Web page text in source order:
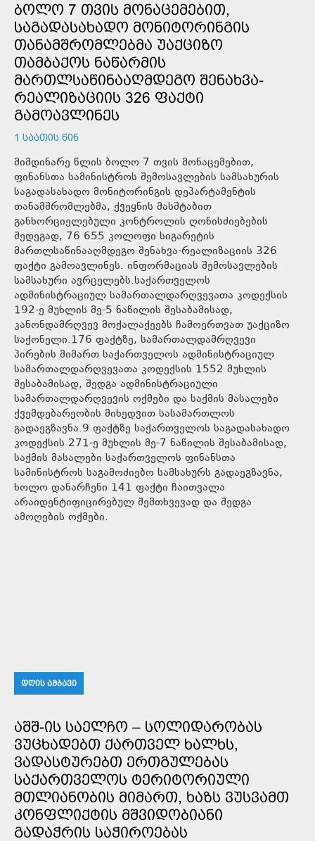
ᲑᲝᲚᲝ 7 ᲗᲕᲘᲡ ᲛᲝᲜᲐᲪᲔᲛᲔᲑᲘᲗ,
ᲡᲐᲒᲐᲓᲐᲡᲐᲮᲐᲓᲝ ᲛᲝᲜᲘᲢᲝᲠᲘᲜᲒᲘᲡ
ᲗᲐᲜᲐᲛᲨᲠᲝᲛᲚᲔᲑᲛᲐ ᲣᲐᲥᲪᲘᲖᲝ
ᲗᲐᲛᲑᲐᲥᲝᲡ ᲜᲐᲬᲐᲠᲛᲘᲡ
ᲛᲐᲠᲗᲚᲡᲐᲬᲘᲜᲐᲐᲦᲛᲓᲔᲒᲝ ᲨᲔᲜᲐᲮᲕᲐ-
ᲠᲔᲐᲚᲘᲖᲐᲪᲘᲘᲡ 326 ᲤᲐᲥᲢᲘ
ᲒᲐᲛᲝᲐᲕᲚᲘᲜᲔᲡ
1 ᲡᲐᲐᲗᲘᲡ ᲬᲘᲜ
მიმდინარე წლის ბოლო 7 თვის მონაცემებით,
ფინანსთა სამინისტროს შემოსავლების სამსახურის
საგადასახადო მონიტორინგის დეპარტამენტის
თანამშრომლებმა, ქვეყნის მასშტაბით
განხორციელებული კონტროლის ღონისძიებების
შედეგად, 76 655 კოლოფი სიგარეტის
მართლსაწინააღმდეგო შენახვა-რეალიზაციის 326
ფაქტი გამოავლინეს. ინფორმაციას შემოსავლების
სამსახური ავრცელებს.საქართველოს
ადმინისტრაციულ სამართალდარღვევათა კოდექსის
192-ე მუხლის მე-5 ნაწილის შესაბამისად,
კანონდამრღვევ მოქალაქეებს ჩამოერთვათ უაქციზო
საქონელი.176 ფაქტზე, სამართალდამრღვევი
პირების მიმართ საქართველოს ადმინისტრაციულ
სამართალდარღვევათა კოდექსის 1552 მუხლის
შესაბამისად, შედგა ადმინისტრაციული
სამართალდარღვევის ოქმები და საქმის მასალები
ქვემდებარეობის მიხედვით სასამართლოს
გადაეგზავნა.9 ფაქტზე საქართველოს საგადასახადო
კოდექსის 271-ე მუხლის მე-7 ნაწილის შესაბამისად,
საქმის მასალები საქართველოს ფინანსთა
სამინისტროს საგამოძიებო სამსახურს გადაეგზავნა,
ხოლო დანარჩენი 141 ფაქტი ჩაითვალა
არაიდენტიფიცირებულ შემთხვევად და შედგა
ამოღების ოქმები.
ᲓᲦᲘᲡ ᲐᲛᲑᲐᲕᲘ
ᲐᲨᲨ-ᲘᲡ ᲡᲐᲔᲚᲩᲝ – ᲡᲝᲚᲘᲓᲐᲠᲝᲑᲐᲡ
ᲕᲣᲪᲮᲐᲓᲔᲑᲗ ᲥᲐᲠᲗᲕᲔᲚ ᲮᲐᲚᲮᲡ,
ᲕᲐᲓᲐᲡᲢᲣᲠᲔᲑᲗ ᲔᲠᲗᲒᲣᲚᲔᲑᲐᲡ
ᲡᲐᲥᲐᲠᲗᲕᲔᲚᲝᲡ ᲢᲔᲠᲘᲢᲝᲠᲘᲣᲚᲘ
ᲛᲗᲚᲘᲐᲜᲝᲑᲘᲡ ᲛᲘᲛᲐᲠᲗ, ᲮᲐᲖᲡ ᲕᲣᲡᲕᲐᲛᲗ
ᲙᲝᲜᲤᲚᲘᲥᲢᲘᲡ ᲛᲨᲕᲘᲓᲝᲑᲘᲐᲜᲘ
ᲒᲐᲓᲐᲭᲠᲘᲡ ᲡᲐᲭᲘᲠᲝᲔᲑᲐᲡ